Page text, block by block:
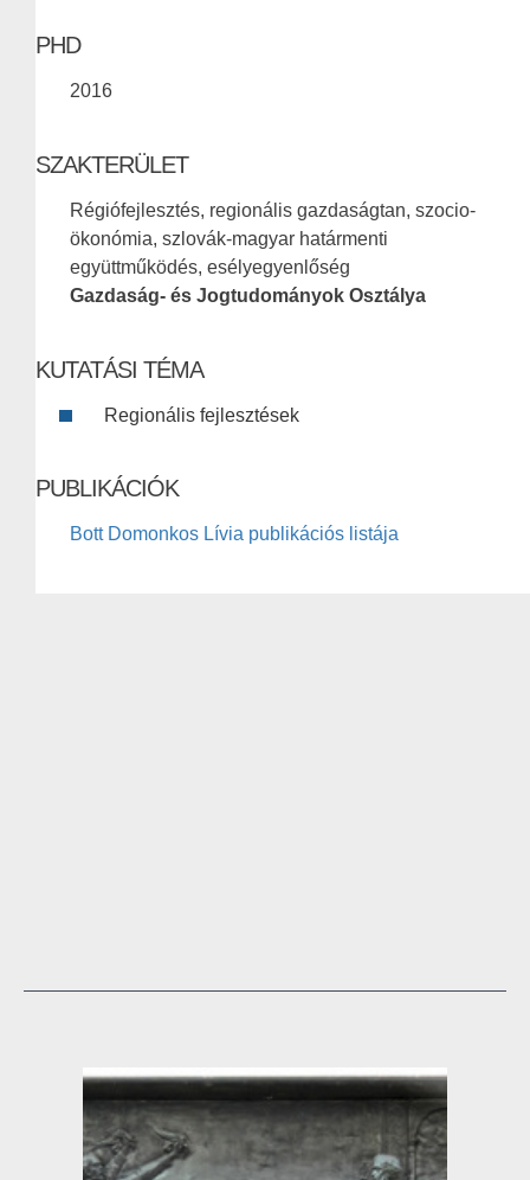
PHD
2016
SZAKTERÜLET
Régiófejlesztés, regionális gazdaságtan, szocio-
ökonómia, szlovák-magyar határmenti
együttműködés, esélyegyenlőség
Gazdaság- és Jogtudományok Osztálya
KUTATÁSI TÉMA
Regionális fejlesztések
PUBLIKÁCIÓK
Bott Domonkos Lívia publikációs listája